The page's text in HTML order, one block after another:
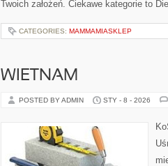
Twoich założeń. Ciekawe kategorie to
CATEGORIES: MAMMAMIASKLEP
WIETNAM
POSTED BY ADMIN STY - 8 - 2026